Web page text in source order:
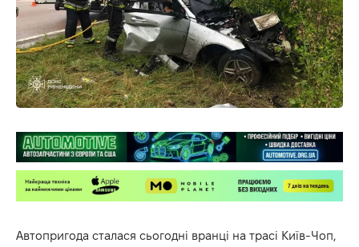
Автопригода сталася сьогодні вранці на трасі Київ-Чоп,